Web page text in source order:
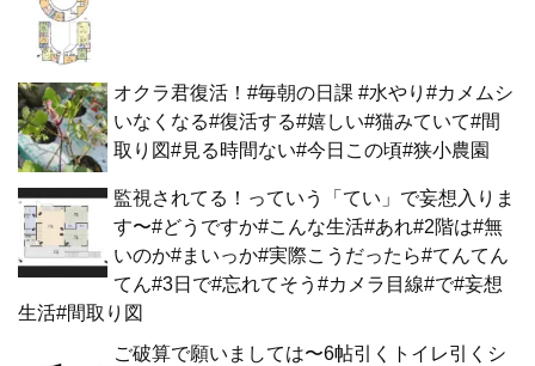
オクラ君復活！#毎朝の日課 #水やり#カメムシ
いなくなる#復活する#嬉しい#猫みていて#間
取り図#見る時間ない#今日この頃#狭小農園
監視されてる！っていう「てい」で妄想入りま
す〜#どうですか#こんな生活#あれ#2階は#無
いのか#まいっか#実際こうだったら#てんてん
てん#3日で#忘れてそう#カメラ目線#で#妄想
生活#間取り図
ご破算で願いましては〜6帖引くトイレ引くシ